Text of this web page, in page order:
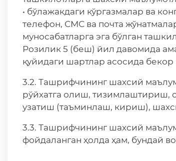
• бўлажакдаги кўргазмалар ва
телефон, СМС ва почта
муносабатларга эга бўлган
Розилик 5 (беш) йил давомида
қуйидаги шартлар асосида
3.2. Ташрифчининг шахсий
рўйхатга олиш,
узатиш (таъминлаш, кириш),
3.3. Ташрифчининг шахсий
фойдаланган ҳолда ҳам, бундай